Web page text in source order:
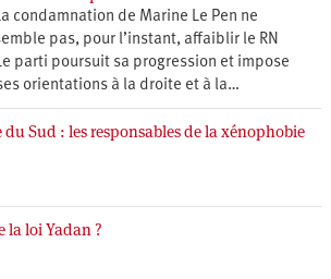
condamnation de Marine Le Pen ne
pas, pour l’instant, affaiblir le RN
parti poursuit sa progression et impose
orientations à la droite et à la…
Sud : les responsables de la xénophobie
la loi Yadan ?